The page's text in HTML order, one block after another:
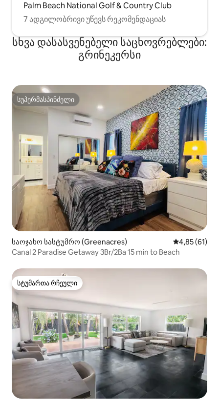
Palm Beach National Golf & Country Club
7 ადგილობრივი უწევს რეკომენდაციას
სხვა დასასვენებელი საცხოვრებლები:
გრინეკერსი
სუპერმასპინძელი
სუპერმასპინძელი
საოჯახო სასტუმრო (Greenacres) საშუალო
4,85 (61)
Canal 2 Paradise Getaway 3Br/2Ba 15 min to Beach
სტუმართა რჩეული
სტუმართა რჩეული